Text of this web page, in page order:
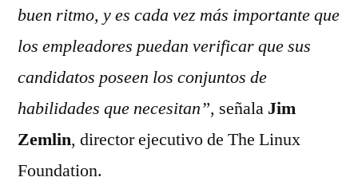
buen ritmo, y es cada vez más importante que
los empleadores puedan verificar que sus
candidatos poseen los conjuntos de
habilidades que necesitan”, señala Jim
Zemlin, director ejecutivo de The Linux
Foundation.